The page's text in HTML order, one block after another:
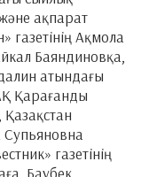
ақпарат
газетінің Ақмола
Баяндиновқа,
атындағы
Қарағанды
газетінің
Баубек